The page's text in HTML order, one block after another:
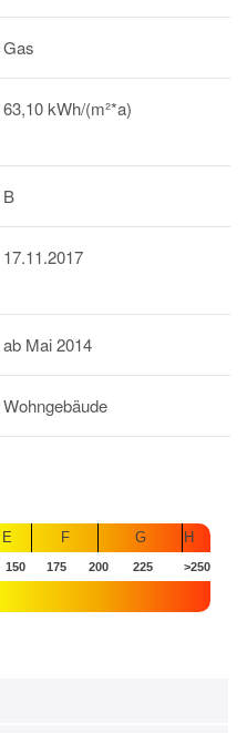
Gas
63,10 kWh/(m²*a)
B
17.11.2017
ab Mai 2014
Wohngebäude
E F G H
150 175 200 225 >250